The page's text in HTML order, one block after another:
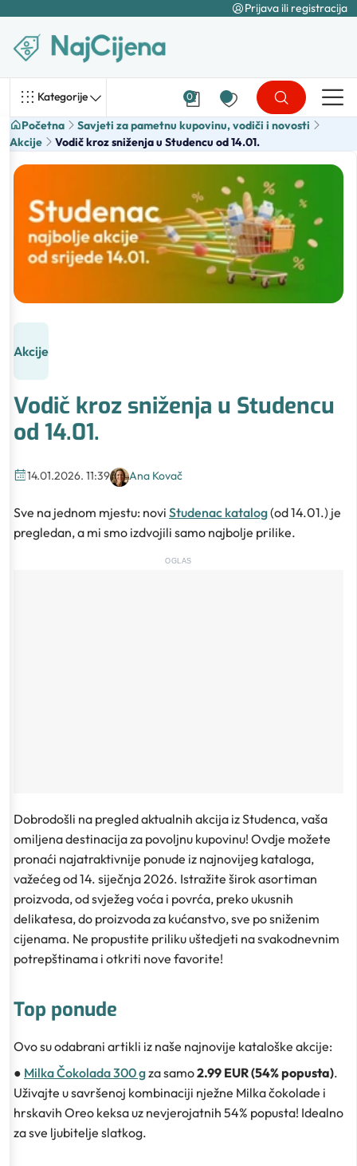
Prijava ili registracija
Kategorije 0
Početna
Savjeti za pametnu kupovinu, vodiči i novosti
Akcije
Vodič kroz sniženja u Studencu od 14.01.
Akcije
Vodič kroz sniženja u Studencu
od 14.01.
14.01.2026. 11:39 Ana Kovač
Sve na jednom mjestu: novi Studenac katalog(od 14.01.) je
pregledan, a mi smo izdvojili samo najbolje prilike.
OGLAS
Dobrodošli na pregled aktualnih akcija iz Studenca, vaša
omiljena destinacija za povoljnu kupovinu! Ovdje možete
pronaći najatraktivnije ponude iz najnovijeg kataloga,
važećeg od 14. siječnja 2026. Istražite širok asortiman
proizvoda, od svježeg voća i povrća, preko ukusnih
delikatesa, do proizvoda za kućanstvo, sve po sniženim
cijenama. Ne propustite priliku uštedjeti na svakodnevnim
potrepštinama i otkriti nove favorite!
Top ponude
Ovo su odabrani artikli iz naše najnovije kataloške akcije:
● Milka Čokolada 300 gza samo2.99 EUR (54% popusta).
Uživajte u savršenoj kombinaciji nježne Milka čokolade i
hrskavih Oreo keksa uz nevjerojatnih 54% popusta! Idealno
za sve ljubitelje slatkog.